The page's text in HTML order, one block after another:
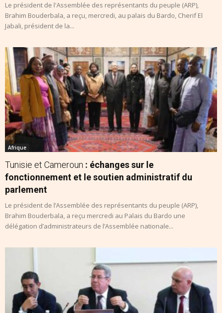
Le président de l'Assemblée des représentants du peuple (ARP),
Brahim Bouderbala, a reçu, mercredi, au palais du Bardo, Cherif El
Jabali, président de la...
Afrique
Tunisie et Cameroun : échanges sur le
fonctionnement et le soutien administratif du
parlement
Le président de l’Assemblée des représentants du peuple (ARP),
Brahim Bouderbala, a reçu mercredi au Palais du Bardo une
délégation d’administrateurs de l’Assemblée nationale...